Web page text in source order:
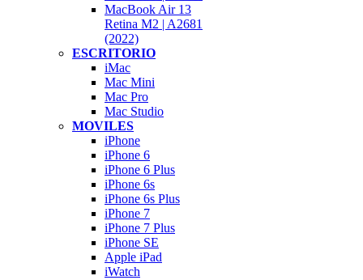
MacBook Air 13
Retina M2 | A2681
(2022)
ESCRITORIO
iMac
Mac Mini
Mac Pro
Mac Studio
MOVILES
iPhone
iPhone 6
iPhone 6 Plus
iPhone 6s
iPhone 6s Plus
iPhone 7
iPhone 7 Plus
iPhone SE
Apple iPad
iWatch